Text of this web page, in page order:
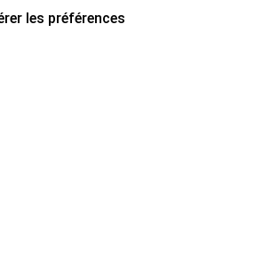
les préférences